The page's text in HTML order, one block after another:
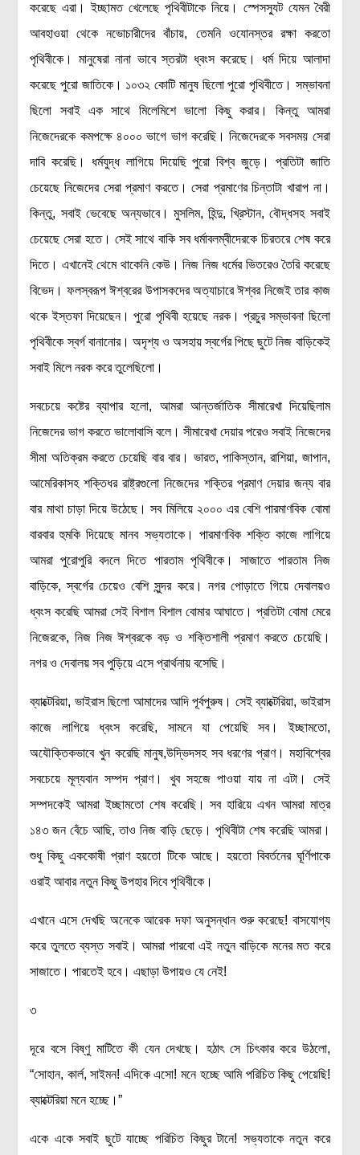
বাংলাদেশী বিজ্ঞানী
বিদেশী বিজ্ঞানী
কার্ল সেগান
বিশেষ পাতা
টাইমলাইন
প্রশ্নমালা
প্রবেশ
আপনার প্রোফাইল
বিজ্ঞানযাত্রায় লেখা জমা দেয়ার নির্দেশনাসমূহ
তথ্য ও যোগাযোগ
বিজ্ঞানযাত্রা সংবাদ/বিজ্ঞপ্তি
বাংলাদেশের কথা
করেছে এরা। ইচ্ছামত খেলেছে পৃথিবীটাকে নিয়ে। স্পেসস্যুট যেমন বৈরী
আবহাওয়া থেকে নভোচারীদের বাঁচায়, তেমনি ওযোনস্তর রক্ষা করতো
পৃথিবীকে। মানুষেরা নানা ভাবে স্তরটা ধ্বংস করেছে। ধর্ম দিয়ে আলাদা
করেছে পুরো জাতিকে। ১০৩২ কোটি মানুষ ছিলো পুরো পৃথিবীতে। সম্ভাবনা
ছিলো সবাই এক সাথে মিলেমিশে ভালো কিছু করার। কিন্তু আমরা
নিজেদেরকে কমপক্ষে ৪০০০ ভাগে ভাগ করেছি। নিজেদেরকে সবসময় সেরা
দাবি করেছি। ধর্মযুদ্ধ লাগিয়ে দিয়েছি পুরো বিশ্ব জুড়ে। প্রতিটা জাতি
চেয়েছে নিজেদের সেরা প্রমাণ করতে। সেরা প্রমাণের চিন্তাটা খারাপ না।
কিন্তু, সবাই ভেবেছে অন্যভাবে। মুসলিম, হিন্দু, খ্রিস্টান, বৌদ্ধসহ সবাই
চেয়েছে সেরা হতে। সেই সাথে বাকি সব ধর্মাবলম্বীদেরকে চিরতরে শেষ করে
দিতে। এখানেই থেমে থাকেনি কেউ। নিজ নিজ ধর্মের ভিতরেও তৈরি করেছে
বিভেদ। ফলস্বরূপ ঈশ্বরের উপাসকদের অত্যাচারে ঈশ্বর নিজেই তার কাজ
থকে ইস্তফা দিয়েছেন। পুরো পৃথিবী হয়েছে নরক। প্রচুর সম্ভাবনা ছিলো
পৃথিবীকে স্বর্গ বানানোর। অদৃশ্য ও অসহায় স্বর্গের পিছে ছুটে নিজ বাড়িকেই
সবাই মিলে নরক করে তুলেছিলো।
সবচেয়ে কষ্টের ব্যাপার হলো, আমরা আন্তর্জাতিক সীমারেখা দিয়েছিলাম
নিজেদের ভাগ করতে ভালোবাসি বলে। সীমারেখা দেয়ার পরেও সবাই নিজেদের
সীমা অতিক্রম করতে চেয়েছি বার বার। ভারত, পাকিস্তান, রাশিয়া, জাপান,
আমেরিকাসহ শক্তিধর রাষ্ট্রগুলো নিজেদের শক্তির প্রমাণ দেয়ার জন্য বার
বার মাথা চাড়া দিয়ে উঠেছে। সব মিলিয়ে ২০০০ এর বেশি পারমাণবিক বোমা
বারবার হুমকি দিয়েছে মানব সভ্যতাকে। পারমাণবিক শক্তি কাজে লাগিয়ে
আমরা পুরোপুরি বদলে দিতে পারতাম পৃথিবীকে। সাজাতে পারতাম নিজ
বাড়িকে, স্বর্গের চেয়েও বেশি সুন্দর করে। নগর পোড়াতে গিয়ে দেবালয়ও
ধ্বংস করেছি আমরা সেই বিশাল বিশাল বোমার আঘাতে। প্রতিটা বোমা মেরে
নিজেরকে, নিজ নিজ ঈশ্বরকে বড় ও শক্তিশালী প্রমাণ করতে চেয়েছি।
নগর ও দেবালয় সব পুড়িয়ে এসে প্রার্থনায় বসেছি।
ব্যাক্টেরিয়া, ভাইরাস ছিলো আমাদের আদি পূর্বপুরুষ। সেই ব্যাক্টেরিয়া, ভাইরাস
কাজে লাগিয়ে ধ্বংস করেছি, সামনে যা পেয়েছি সব। ইচ্ছামতো,
অযৌক্তিকভাবে খুন করেছি মানুষ,উদ্ভিদসহ সব ধরণের প্রাণ। মহাবিশ্বের
সবচেয়ে মূল্যবান সম্পদ প্রাণ। খুব সহজে পাওয়া যায় না এটা। সেই
সম্পদকেই আমরা ইচ্ছামতো শেষ করেছি। সব হারিয়ে এখন আমরা মাত্র
১৪৩ জন বেঁচে আছি, তাও নিজ বাড়ি ছেড়ে। পৃথিবীটা শেষ করেছি আমরা।
শুধু কিছু এককোষী প্রাণ হয়তো টিকে আছে। হয়তো বিবর্তনের ঘূর্ণিপাকে
ওরাই আবার নতুন কিছু উপহার দিবে পৃথিবীকে।
এখানে এসে দেখছি অনেকে আরেক দফা অনুসন্ধান শুরু করেছে! বাসযোগ্য
করে তুলতে ব্যস্ত সবাই। আমরা পারবো এই নতুন বাড়িকে মনের মত করে
সাজাতে। পারতেই হবে। এছাড়া উপায়ও যে নেই!
৩
দূরে বসে বিষ্ণু মাটিতে কী যেন দেখছে। হঠাৎ সে চিৎকার করে উঠলো,
“সোহান, কার্ল, সাইমন! এদিকে এসো! মনে হচ্ছে আমি পরিচিত কিছু পেয়েছি!
ব্যাক্টেরিয়া মনে হচ্ছে।”
একে একে সবাই ছুটে যাচ্ছে পরিচিত কিছুর টানে! সভ্যতাকে নতুন করে